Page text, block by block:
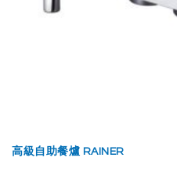
高級自助餐爐 RAINER